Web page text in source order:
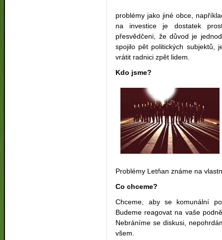
problémy jako jiné obce,
na investice je dostatek
přesvědčeni, že důvod je
spojilo pět politických subjektů,
vrátit radnici zpět lidem.
Kdo jsme?
Problémy Letňan známe na
Co chceme?
Chceme, aby se komunální
Budeme reagovat na vaše
Nebráníme se diskusi,
všem.